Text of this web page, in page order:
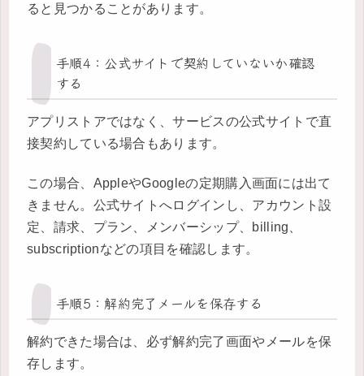
ると見つかることがあります。
手順4：公式サイトで契約していないか確認
する
アプリストアではなく、サービスの公式サイトで直
接契約している場合もあります。
この場合、AppleやGoogleの定期購入画面には出て
きません。公式サイトへログインし、アカウント設
定、請求、プラン、メンバーシップ、billing、
subscriptionなどの項目を確認します。
手順5：解約完了メールを保存する
解約できた場合は、必ず解約完了画面やメールを保
存します。